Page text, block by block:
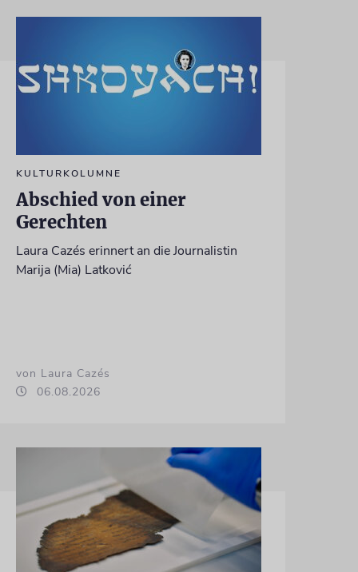
KULTURKOLUMNE
Abschied von einer
Gerechten
Laura Cazés erinnert an die Journalistin
Marija (Mia) Latković
von Laura Cazés
06.08.2026